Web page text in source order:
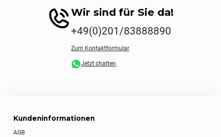
Wir sind für Sie da!
+49(0)201/83888890
Zum Kontaktformular
Jetzt chatten
Kundeninformationen
AGB